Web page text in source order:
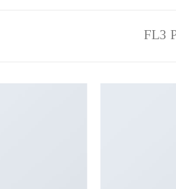
FL3